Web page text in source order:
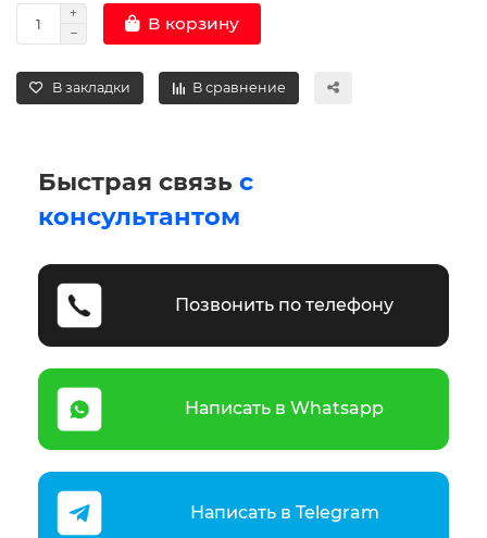
В корзину
В закладки В сравнение
Быстрая связь с
консультантом
Позвонить по телефону
Написать в Whatsapp
Написать в Telegram